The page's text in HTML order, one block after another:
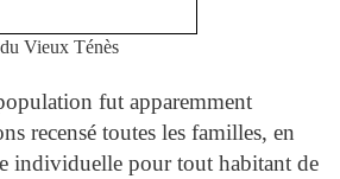
Vieux Ténès
fut apparemment
recensé toutes les familles, en
individuelle pour tout habitant de